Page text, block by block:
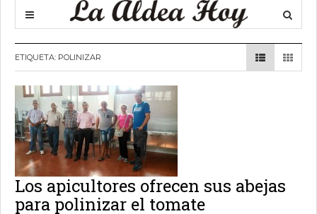
ETIQUETA: POLINIZAR
Los apicultores ofrecen sus abejas
para polinizar el tomate